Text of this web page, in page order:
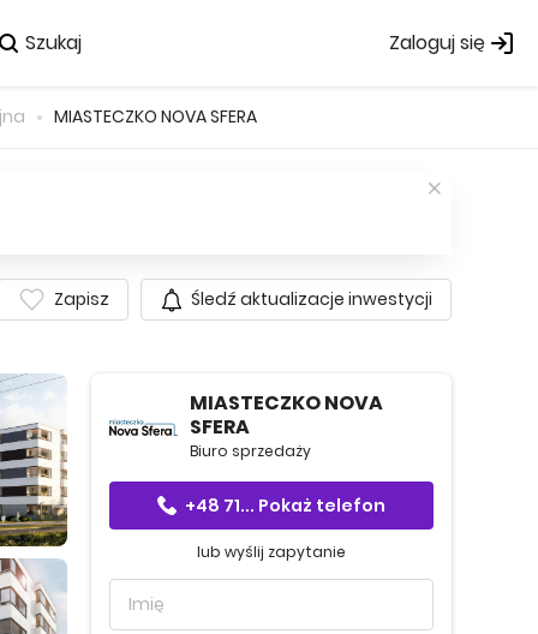
Szukaj Zaloguj się
MIASTECZKO NOVA SFERA
Zapisz Śledź aktualizacje inwestycji
bez CZEKANIA!
MIASTECZKO NOVA
SFERA
Biuro sprzedaży
+48 71... Pokaż telefon
lub wyślij zapytanie